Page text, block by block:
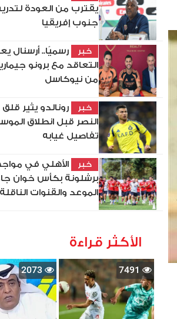
يقترب من العودة
جنوب إفريقيا
خبر
رسميًا.. أرسنال
التعاقد مع برونو
من نيوكاسل
خبر
رونالدو يثير
النصر قبل انطلاق
تفاصيل غيابه
خبر
الأهلي في
الموعد والقنوات الناقلة
الأكثر قراءة
7491
2073